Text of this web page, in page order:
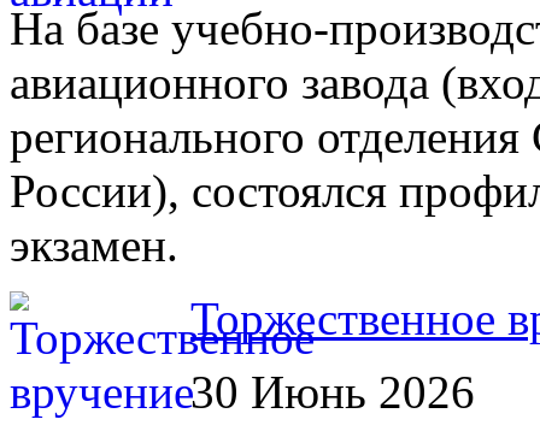
На базе учебно-
авиационного завода
регионального
России), состоялся
экзамен.
Торжественное
30 Июнь 2026